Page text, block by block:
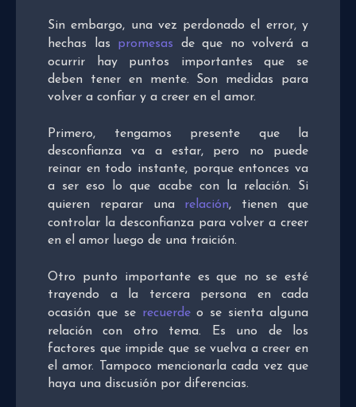
Sin embargo, una vez perdonado el error, y
hechas las promesas de que no volverá a
ocurrir hay puntos importantes que se
deben tener en mente. Son medidas para
volver a confiar y a creer en el amor.
Primero, tengamos presente que la
desconfianza va a estar, pero no puede
reinar en todo instante, porque entonces va
a ser eso lo que acabe con la relación. Si
quieren reparar una relación, tienen que
controlar la desconfianza para volver a creer
en el amor luego de una traición.
Otro punto importante es que no se esté
trayendo a la tercera persona en cada
ocasión que se recuerdeo se sienta alguna
relación con otro tema. Es uno de los
factores que impide que se vuelva a creer en
el amor. Tampoco mencionarla cada vez que
haya una discusión por diferencias.